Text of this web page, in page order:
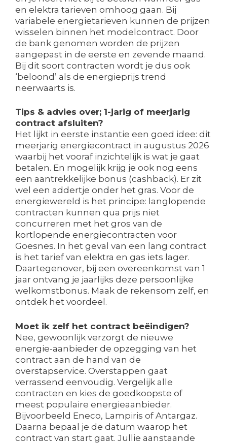
en elektra tarieven omhoog gaan. Bij
variabele energietarieven kunnen de prijzen
wisselen binnen het modelcontract. Door
de bank genomen worden de prijzen
aangepast in de eerste en zevende maand.
Bij dit soort contracten wordt je dus ook
‘beloond’ als de energieprijs trend
neerwaarts is.
Tips & advies over; 1-jarig of meerjarig
contract afsluiten?
Het lijkt in eerste instantie een goed idee: dit
meerjarig energiecontract in augustus 2026
waarbij het vooraf inzichtelijk is wat je gaat
betalen. En mogelijk krijg je ook nog eens
een aantrekkelijke bonus (cashback). Er zit
wel een addertje onder het gras. Voor de
energiewereld is het principe: langlopende
contracten kunnen qua prijs niet
concurreren met het gros van de
kortlopende energiecontracten voor
Goesnes. In het geval van een lang contract
is het tarief van elektra en gas iets lager.
Daartegenover, bij een overeenkomst van 1
jaar ontvang je jaarlijks deze persoonlijke
welkomstbonus. Maak de rekensom zelf, en
ontdek het voordeel.
Moet ik zelf het contract beëindigen?
Nee, gewoonlijk verzorgt de nieuwe
energie-aanbieder de opzegging van het
contract aan de hand van de
overstapservice. Overstappen gaat
verrassend eenvoudig. Vergelijk alle
contracten en kies de goedkoopste of
meest populaire energieaanbieder.
Bijvoorbeeld Eneco, Lampiris of Antargaz.
Daarna bepaal je de datum waarop het
contract van start gaat. Jullie aanstaande